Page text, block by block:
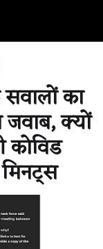
का
क्यों
कोविड